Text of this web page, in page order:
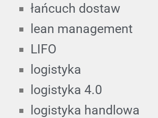
łańcuch dostaw
lean management
LIFO
logistyka
logistyka 4.0
logistyka handlowa